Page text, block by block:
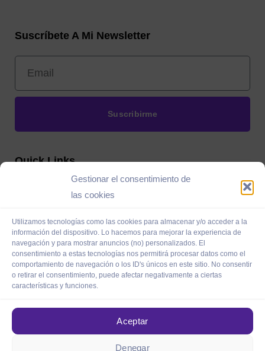
Gestionar el consentimiento de
las cookies
Utilizamos tecnologías como las cookies para almacenar y/o acceder a la
información del dispositivo. Lo hacemos para mejorar la experiencia de
navegación y para mostrar anuncios (no) personalizados. El
consentimiento a estas tecnologías nos permitirá procesar datos como el
comportamiento de navegación o los ID's únicos en este sitio. No consentir
o retirar el consentimiento, puede afectar negativamente a ciertas
características y funciones.
Aceptar
Denegar
Suscríbete A Mi Newsletter
Suscribirme
Quick Links
Sobre mí
PróximamenteBlog
Contacto
Galería París, Av. Rivadavia 4975 salón 132